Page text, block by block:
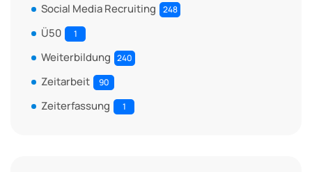
Social Media Recruiting 248
Ü50 1
Weiterbildung 240
Zeitarbeit 90
Zeiterfassung 1